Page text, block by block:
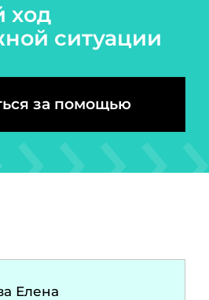
ход
ситуации
за помощью
Елена